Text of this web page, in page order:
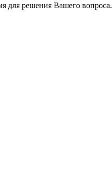
для решения Вашего вопроса.